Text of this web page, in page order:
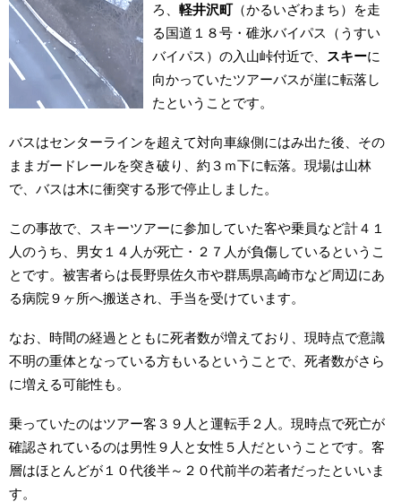
ろ、 軽井沢町（かるいざわまち）を走
る国道１８号・碓氷バイパス（うすい
バイパス）の入山峠付近で、
スキーに
向かっていたツアーバスが崖に転落し
たということです。
バスはセンターラインを超えて対向車線側にはみ出た後、その
ままガードレールを突き破り、約３ｍ下に転落。現場は山林
で、バスは木に衝突する形で停止しました。
この事故で、スキーツアーに参加していた客や乗員など計４１
人のうち、男女１４人が死亡・２７人が負傷しているというこ
とです。被害者らは長野県佐久市や群馬県高崎市など周辺にあ
る病院９ヶ所へ搬送され、手当を受けています。
なお、時間の経過とともに死者数が増えており、現時点で意識
不明の重体となっている方もいるということで、死者数がさら
に増える可能性も。
乗っていたのはツアー客３９人と運転手２人。現時点で死亡が
確認されているのは男性９人と女性５人だということです。客
層はほとんどが１０代後半～２０代前半の若者だったといいま
す。